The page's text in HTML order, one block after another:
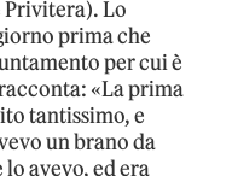
Privitera). Lo
prima che
per cui è
«La prima
tantissimo, e
un brano da
avevo, ed era